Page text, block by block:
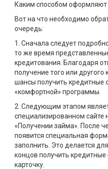
Каким способом оформляют
Вот на что необходимо
очередь:
1. Сначала следует
то же время
кредитования. Благодаря
получение того или другого
шансы получить кредитные
«комфортной» программы.
2. Следующим этапом
специализированном сайте
«Получении займа». После
появится специальная
заполнить. Это делается
концов получить
карточку.